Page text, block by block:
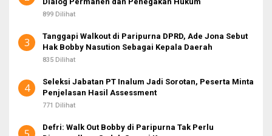
899 Dilihat
3
Tanggapi Walkout di Paripurna DPRD, Ade Jona Sebut
Hak Bobby Nasution Sebagai Kepala Daerah
835 Dilihat
4
Seleksi Jabatan PT Inalum Jadi Sorotan, Peserta Minta
Penjelasan Hasil Assessment
771 Dilihat
Defri: Walk Out Bobby di Paripurna Tak Perlu